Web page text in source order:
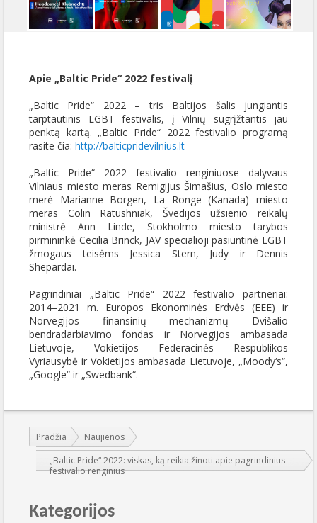
Apie „Baltic Pride“ 2022 festivalį
„Baltic Pride“ 2022 – tris Baltijos šalis jungiantis
tarptautinis LGBT festivalis, į Vilnių sugrįžtantis jau
penktą kartą. „Baltic Pride“ 2022 festivalio programą
rasite čia: http://balticpridevilnius.lt
„Baltic Pride“ 2022 festivalio renginiuose dalyvaus
Vilniaus miesto meras Remigijus Šimašius, Oslo miesto
merė Marianne Borgen, La Ronge (Kanada) miesto
meras Colin Ratushniak, Švedijos užsienio reikalų
ministrė Ann Linde, Stokholmo miesto tarybos
pirmininkė Cecilia Brinck, JAV specialioji pasiuntinė LGBT
žmogaus teisėms Jessica Stern, Judy ir Dennis
Shepardai.
Pagrindiniai „Baltic Pride“ 2022 festivalio partneriai:
2014–2021 m. Europos Ekonominės Erdvės (EEE) ir
Norvegijos finansinių mechanizmų Dvišalio
bendradarbiavimo fondas ir Norvegijos ambasada
Lietuvoje, Vokietijos Federacinės Respublikos
Vyriausybė ir Vokietijos ambasada Lietuvoje, „Moody‘s“,
„Google“ ir „Swedbank“.
Jūs esate čia:
Pradžia
Naujienos
„Baltic Pride“ 2022: viskas, ką reikia žinoti apie pagrindinius
festivalio renginius
Kategorijos